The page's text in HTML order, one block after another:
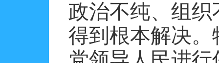
政治不纯、组
得到根本解决